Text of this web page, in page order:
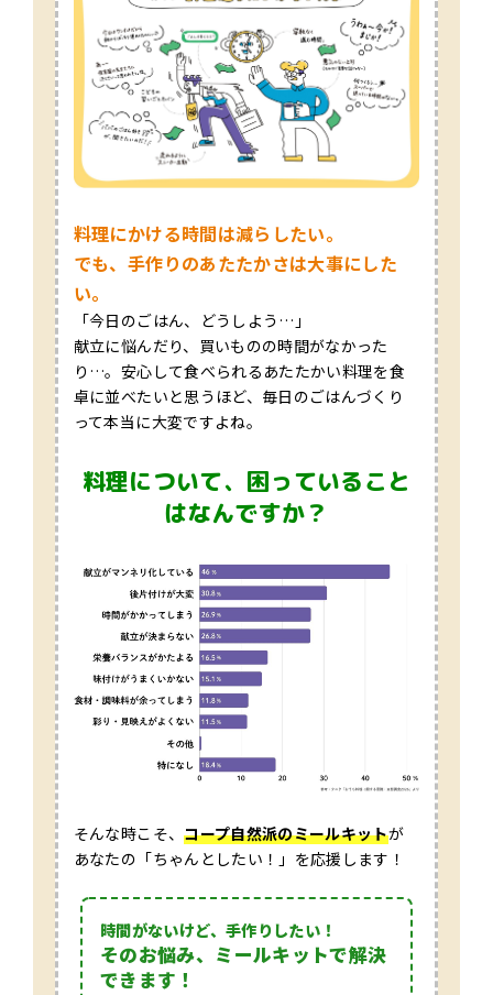
料理にかける時間は減らしたい。
でも、手作りのあたたかさは大事にした
い。
「今日のごはん、どうしよう…」
献立に悩んだり、買いものの時間がなかった
り…。安心して食べられるあたたかい料理を食
卓に並べたいと思うほど、毎日のごはんづくり
って本当に大変ですよね。
料理について、困っていること
はなんですか？
そんな時こそ、コープ自然派のミールキットが
あなたの「ちゃんとしたい！」を応援します！
時間がないけど、手作りしたい！
そのお悩み、ミールキットで解決
できます！